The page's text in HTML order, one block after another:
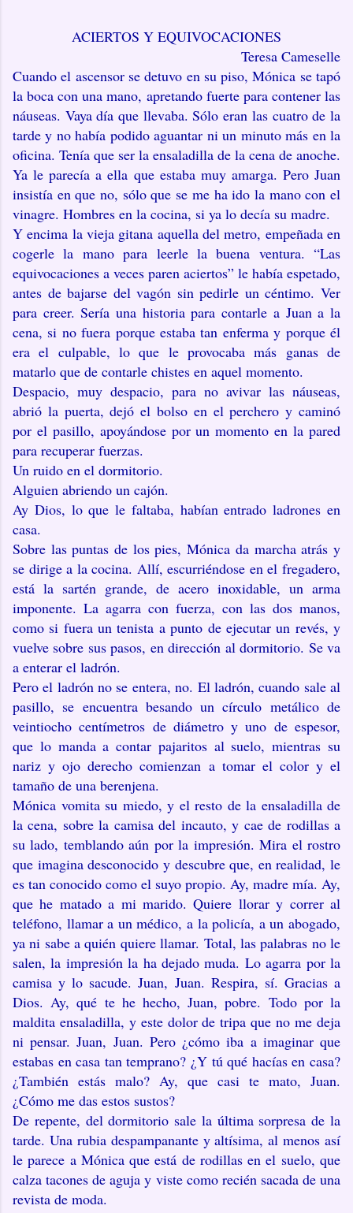
ACIERTOS Y EQUIVOCACIONES
Teresa Cameselle
Cuando el ascensor se detuvo en su piso, Mónica se tapó
la boca con una mano, apretando fuerte para contener las
náuseas. Vaya día que llevaba. Sólo eran las cuatro de la
tarde y no había podido aguantar ni un minuto más en la
oficina. Tenía que ser la ensaladilla de la cena de anoche.
Ya le parecía a ella que estaba muy amarga. Pero Juan
insistía en que no, sólo que se me ha ido la mano con el
vinagre. Hombres en la cocina, si ya lo decía su madre.
Y encima la vieja gitana aquella del metro, empeñada en
cogerle la mano para leerle la buena ventura. “Las
equivocaciones a veces paren aciertos” le había espetado,
antes de bajarse del vagón sin pedirle un céntimo. Ver
para creer. Sería una historia para contarle a Juan a la
cena, si no fuera porque estaba tan enferma y porque él
era el culpable, lo que le provocaba más ganas de
matarlo que de contarle chistes en aquel momento.
Despacio, muy despacio, para no avivar las náuseas,
abrió la puerta, dejó el bolso en el perchero y caminó
por el pasillo, apoyándose por un momento en la pared
para recuperar fuerzas.
Un ruido en el dormitorio.
Alguien abriendo un cajón.
Ay Dios, lo que le faltaba, habían entrado ladrones en
casa.
Sobre las puntas de los pies, Mónica da marcha atrás y
se dirige a la cocina. Allí, escurriéndose en el fregadero,
está la sartén grande, de acero inoxidable, un arma
imponente. La agarra con fuerza, con las dos manos,
como si fuera un tenista a punto de ejecutar un revés, y
vuelve sobre sus pasos, en dirección al dormitorio. Se va
a enterar el ladrón.
Pero el ladrón no se entera, no. El ladrón, cuando sale al
pasillo, se encuentra besando un círculo metálico de
veintiocho centímetros de diámetro y uno de espesor,
que lo manda a contar pajaritos al suelo, mientras su
nariz y ojo derecho comienzan a tomar el color y el
tamaño de una berenjena.
Mónica vomita su miedo, y el resto de la ensaladilla de
la cena, sobre la camisa del incauto, y cae de rodillas a
su lado, temblando aún por la impresión. Mira el rostro
que imagina desconocido y descubre que, en realidad, le
es tan conocido como el suyo propio. Ay, madre mía. Ay,
que he matado a mi marido. Quiere llorar y correr al
teléfono, llamar a un médico, a la policía, a un abogado,
ya ni sabe a quién quiere llamar. Total, las palabras no le
salen, la impresión la ha dejado muda. Lo agarra por la
camisa y lo sacude. Juan, Juan. Respira, sí. Gracias a
Dios. Ay, qué te he hecho, Juan, pobre. Todo por la
maldita ensaladilla, y este dolor de tripa que no me deja
ni pensar. Juan, Juan. Pero ¿cómo iba a imaginar que
estabas en casa tan temprano? ¿Y tú qué hacías en casa?
¿También estás malo? Ay, que casi te mato, Juan.
¿Cómo me das estos sustos?
De repente, del dormitorio sale la última sorpresa de la
tarde. Una rubia despampanante y altísima, al menos así
le parece a Mónica que está de rodillas en el suelo, que
calza tacones de aguja y viste como recién sacada de una
revista de moda.